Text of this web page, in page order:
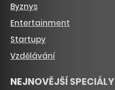
Byznys
Entertainment
Startupy
Vzdělávání
NEJNOVĚJŠÍ SPECIÁLY